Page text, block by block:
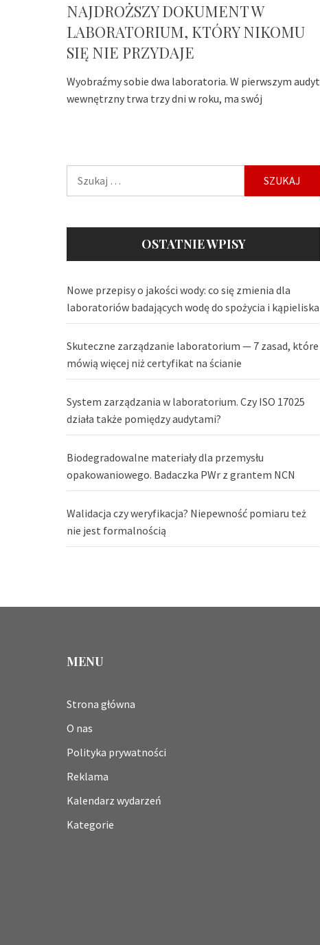
NAJDROŻSZY DOKUMENT W
LABORATORIUM, KTÓRY NIKOMU
SIĘ NIE PRZYDAJE
Wyobraźmy sobie dwa laboratoria. W pierwszym audyt
wewnętrzny trwa trzy dni w roku, ma swój
OSTATNIE WPISY
Nowe przepisy o jakości wody: co się zmienia dla
laboratoriów badających wodę do spożycia i kąpieliska
Skuteczne zarządzanie laboratorium — 7 zasad, które
mówią więcej niż certyfikat na ścianie
System zarządzania w laboratorium. Czy ISO 17025
działa także pomiędzy audytami?
Biodegradowalne materiały dla przemysłu
opakowaniowego. Badaczka PWr z grantem NCN
Walidacja czy weryfikacja? Niepewność pomiaru też
nie jest formalnością
MENU
Strona główna
O nas
Polityka prywatności
Reklama
Kalendarz wydarzeń
Kategorie